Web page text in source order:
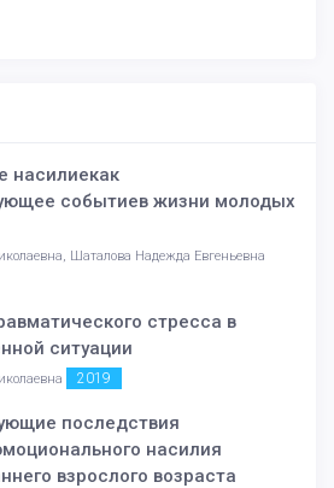
насилиекак
событиев жизни молодых
Шаталова Надежда Евгеньевна
стресса в
ситуации
2019
последствия
насилия
взрослого возраста